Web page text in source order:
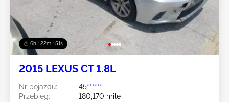
6h : 22m : 49s
2015 LEXUS CT 1.8L
Nr pojazdu:
45******
Przebieg:
180,170 mile